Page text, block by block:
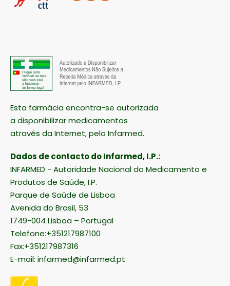
Esta farmácia encontra-se autorizada
a disponibilizar medicamentos
através da Internet, pelo Infarmed.
Dados de contacto do Infarmed, I.P.:
INFARMED - Autoridade Nacional do Medicamento e
Produtos de Saúde, I.P.
Parque de Saúde de Lisboa
Avenida do Brasil, 53
1749-004 Lisboa – Portugal
Telefone:+351217987100
Fax:+351217987316
E-mail: infarmed@infarmed.pt